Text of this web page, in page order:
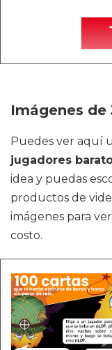
Imágenes de
Puedes ver aquí
jugadores
idea y puedas
productos de
imágenes para
costo.